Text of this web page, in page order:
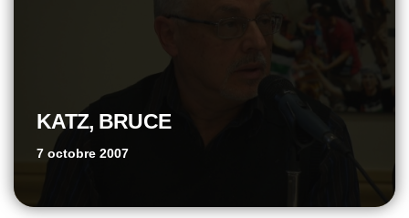
KATZ, BRUCE
7 octobre 2007